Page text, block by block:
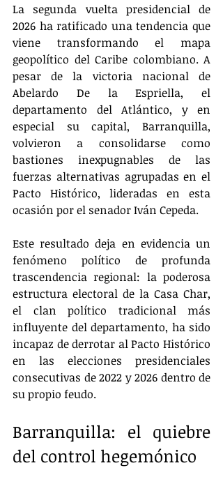
La segunda vuelta presidencial de
2026 ha ratificado una tendencia que
viene transformando el mapa
geopolítico del Caribe colombiano. A
pesar de la victoria nacional de
Abelardo De la Espriella, el
departamento del Atlántico, y en
especial su capital, Barranquilla,
volvieron a consolidarse como
bastiones inexpugnables de las
fuerzas alternativas agrupadas en el
Pacto Histórico, lideradas en esta
ocasión por el senador Iván Cepeda.
Este resultado deja en evidencia un
fenómeno político de profunda
trascendencia regional: la poderosa
estructura electoral de la Casa Char,
el clan político tradicional más
influyente del departamento, ha sido
incapaz de derrotar al Pacto Histórico
en las elecciones presidenciales
consecutivas de 2022 y 2026 dentro de
su propio feudo.
Barranquilla: el quiebre
del control hegemónico